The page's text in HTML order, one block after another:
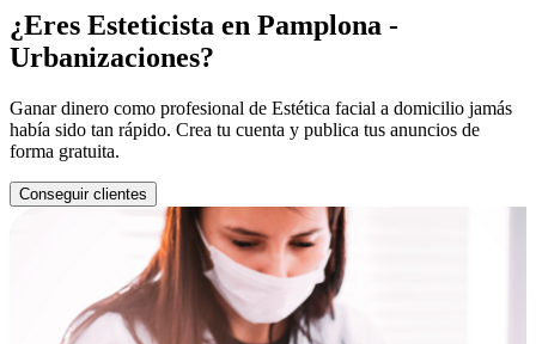
¿Eres Esteticista en Pamplona -
Urbanizaciones?
Ganar dinero como profesional de Estética facial a domicilio jamás
había sido tan rápido. Crea tu cuenta y publica tus anuncios de
forma gratuita.
Conseguir clientes